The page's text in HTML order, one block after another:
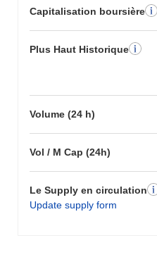
Capitalisation boursière
Plus Haut Historique
Volume (24 h)
Vol / M Cap (24h)
Le Supply en circulation
Update supply form